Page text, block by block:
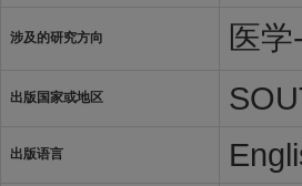
涉及的研究方向 医学
出版国家或地区
出版语言